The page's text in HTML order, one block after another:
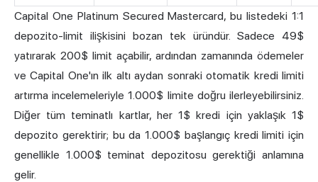
Capital One Platinum Secured Mastercard, bu listedeki 1:1
depozito-limit ilişkisini bozan tek üründür. Sadece 49$
yatırarak 200$ limit açabilir, ardından zamanında ödemeler
ve Capital One'ın ilk altı aydan sonraki otomatik kredi limiti
artırma incelemeleriyle 1.000$ limite doğru ilerleyebilirsiniz.
Diğer tüm teminatlı kartlar, her 1$ kredi için yaklaşık 1$
depozito gerektirir; bu da 1.000$ başlangıç kredi limiti için
genellikle 1.000$ teminat depozitosu gerektiği anlamına
gelir.